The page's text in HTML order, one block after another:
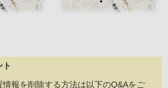
ト
情報を削除する方法は以下のQ&Aをご